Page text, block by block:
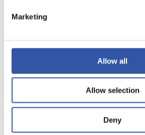
Marketing
Allow all
Allow selection
Deny
Des minutes en plus